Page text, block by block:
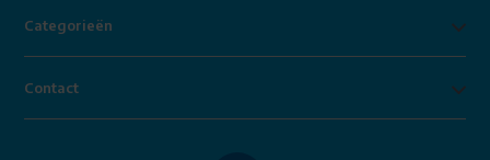
Categorieën
Contact